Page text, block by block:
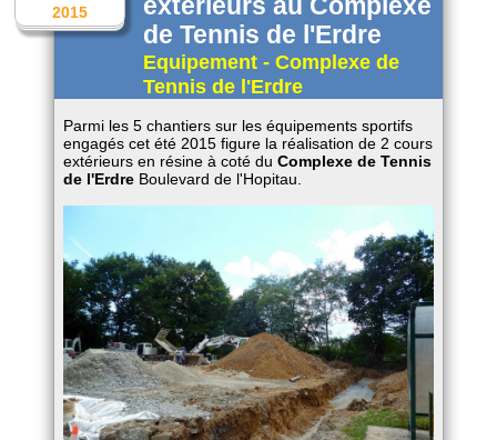
2015
extérieurs au Complexe
de Tennis de l'Erdre
Equipement - Complexe de
Tennis de l'Erdre
Parmi les 5 chantiers sur les équipements sportifs
engagés cet été 2015 figure la réalisation de 2 cours
extérieurs en résine à coté du Complexe de Tennis
de l'ErdreBoulevard de l'Hopitau.